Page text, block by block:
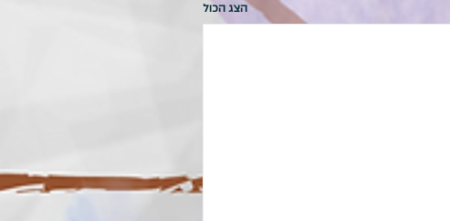
הצג הכול